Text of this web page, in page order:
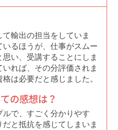
輸出の担当をしていま
るほうが、仕事がスムー
い、受講することにしま
れば、その分評価されま
は必要だと感じました。
の感想は？
で、すごく分かりやす
と抵抗を感じてしまいま